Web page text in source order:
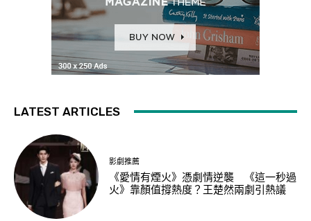
LATEST ARTICLES
影劇推薦
《愛情有煙火》憑劇情逆襲 《這一秒過
火》靠顏值撐熱度？王楚然兩劇引熱議